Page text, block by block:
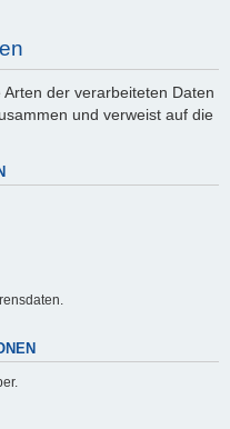
der verarbeiteten Daten
und verweist auf die